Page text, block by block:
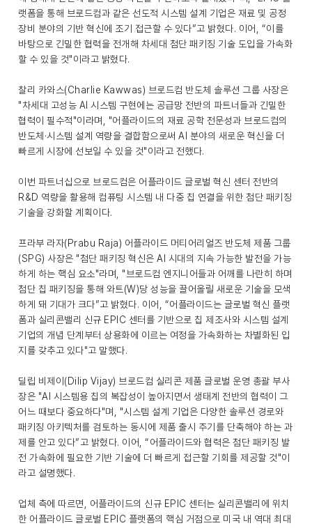
랫폼을 통해 브로드컴과 같은 선도적 시스템 설계 기업은 재료 및 공정
장비 분야의 기반 혁신에 조기 접근할 수 있다”고 밝혔다. 이어, “이를
바탕으로 긴밀한 협력을 전개해 차세대 첨단 패키징 기술 도입을 가속화
할 수 있을 것"이라고 밝혔다.
찰리 카와스(Charlie Kawwas) 브로드컴 반도체 솔루션 그룹 사장은
"차세대 고성능 AI 시스템 구현에는 공급망 전반의 파트너들과 긴밀한
협력이 필수적"이라며, "어플라이드의 재료 공학 전문성과 브로드컴의
반도체·시스템 설계 역량을 결합함으로써 AI 분야의 새로운 혁신을 더
빠르게 시장에 선보일 수 있을 것"이라고 전했다.
이번 파트너십으로 브로드컴은 어플라이드 글로벌 혁신 센터 전반의
R&D 역량을 활용해 컴퓨팅 시스템 내 다중 칩 연결을 위한 첨단 패키징
기술을 강화할 계획이다.
프라부 라자(Prabu Raja) 어플라이드 머티어리얼즈 반도체 제품 그룹
(SPG) 사장은 "첨단 패키징 혁신은 AI 시대의 지속 가능한 발전을 가능
하게 하는 핵심 요소"라며, "브로드컴 엔지니어들과 어깨를 나란히 하며
첨단 칩 패키징을 통해 와트(W)당 성능을 끌어올릴 새로운 기술을 모색
하게 돼 기대가 크다”고 밝혔다. 이어, “어플라이드는 글로벌 혁신 플랫
폼과 실리콘밸리 신규 EPIC 센터를 기반으로 칩 제조사와 시스템 설계
기업의 개념 단계부터 상용화에 이르는 여정을 가속화하는 차별화된 입
지를 갖추고 있다"고 말했다.
딜립 비제이(Dilip Vijay) 브로드컴 실리콘 제품 글로벌 운영 총괄 부사
장은 "AI 시스템용 칩의 복잡성이 높아지면서 생태계 전반의 협력이 그
어느 때보다 중요하다"며, "시스템 설계 기업은 다양한 솔루션 경로와
패키징 아키텍처를 검토하는 동시에 제품 출시 주기를 단축해야 하는 과
제를 안고 있다”고 밝혔다. 이어, “어플라이드와 협력은 첨단 패키징 발
전 가속화에 필요한 기반 기술에 더 빠르게 접근할 기회를 제공할 것"이
라고 설명했다.
업체 측에 따르면, 어플라이드의 신규 EPIC 센터는 실리콘밸리에 위치
한 어플라이드 글로벌 EPIC 플랫폼의 핵심 거점으로 미국 내 역대 최대